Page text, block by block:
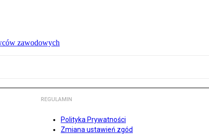
zawodowych
REGULAMIN
Polityka Prywatności
Zmiana ustawień zgód